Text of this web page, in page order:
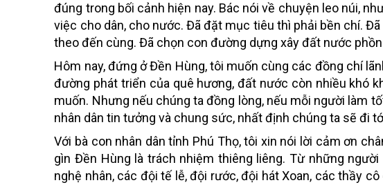
đúng trong bối cảnh hiện nay. Bác nói về chuyện leo núi,
việc cho dân, cho nước. Đã đặt mục tiêu thì phải bền chí.
theo đến cùng. Đã chọn con đường dựng xây đất nước
Hôm nay, đứng ở Đền Hùng, tôi muốn cùng các đồng chí
đường phát triển của quê hương, đất nước còn nhiều khó
muốn. Nhưng nếu chúng ta đồng lòng, nếu mỗi người làm
nhân dân tin tưởng và chung sức, nhất định chúng ta sẽ đi
Với bà con nhân dân tỉnh Phú Thọ, tôi xin nói lời cảm ơn
gìn Đền Hùng là trách nhiệm thiêng liêng. Từ những
nghệ nhân, các đội tế lễ, đội rước, đội hát Xoan, các thầy